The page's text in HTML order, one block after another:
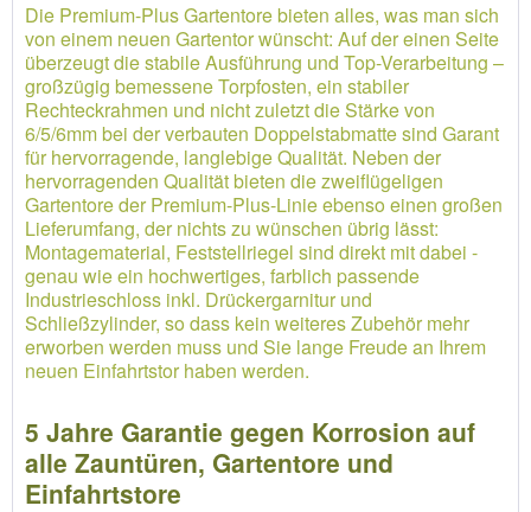
Die Premium-Plus Gartentore bieten alles, was man sich
von einem neuen Gartentor wünscht: Auf der einen Seite
überzeugt die stabile Ausführung und Top-Verarbeitung –
großzügig bemessene Torpfosten, ein stabiler
Rechteckrahmen und nicht zuletzt die Stärke von
6/5/6mm bei der verbauten Doppelstabmatte sind Garant
für hervorragende, langlebige Qualität. Neben der
hervorragenden Qualität bieten die zweiflügeligen
Gartentore der Premium-Plus-Linie ebenso einen großen
Lieferumfang, der nichts zu wünschen übrig lässt:
Montagematerial, Feststellriegel sind direkt mit dabei -
genau wie ein hochwertiges, farblich passende
Industrieschloss inkl. Drückergarnitur und
Schließzylinder, so dass kein weiteres Zubehör mehr
erworben werden muss und Sie lange Freude an Ihrem
neuen Einfahrtstor haben werden.
5 Jahre Garantie gegen Korrosion auf
alle Zauntüren, Gartentore und
Einfahrtstore